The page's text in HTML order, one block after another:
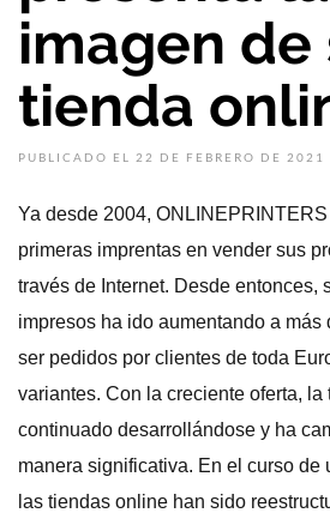
imagen de
tienda
PUBLICADO EL 22 DE FEBRERO DE 2021
Ya desde 2004,
primeras imprentas en vender sus
través de Internet. Desde entonces,
impresos ha ido aumentando a más
ser pedidos por clientes de toda
variantes. Con la creciente oferta, la
continuado desarrollándose y ha
manera significativa. En el curso de
las tiendas online han sido